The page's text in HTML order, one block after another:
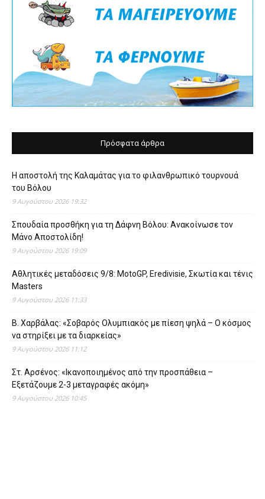
Πρόσφατα άρθρα
Η αποστολή της Καλαμάτας για το φιλανθρωπικό τουρνουά
του Βόλου
9 Αυγούστου 2026 19:32
Σπουδαία προσθήκη για τη Δάφνη Βόλου: Ανακοίνωσε τον
Μάνο Αποστολίδη!
9 Αυγούστου 2026 19:09
Αθλητικές μεταδόσεις 9/8: MotoGP, Eredivisie, Σκωτία και τένις
Masters
9 Αυγούστου 2026 11:33
Β. Χαρβάλας: «Σοβαρός Ολυμπιακός με πίεση ψηλά – Ο κόσμος
να στηρίξει με τα διαρκείας»
9 Αυγούστου 2026 11:12
Στ. Αρσένος: «Ικανοποιημένος από την προσπάθεια –
Εξετάζουμε 2-3 μεταγραφές ακόμη»
9 Αυγούστου 2026 10:45